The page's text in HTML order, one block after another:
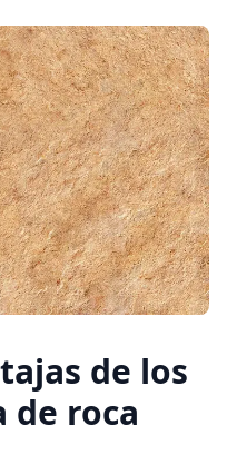
de los
de roca